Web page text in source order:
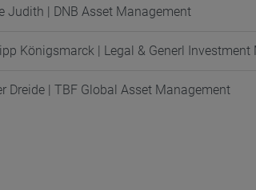
Judith | DNB Asset Management
Königsmarck | Legal & Generl Investment
Dreide | TBF Global Asset Management